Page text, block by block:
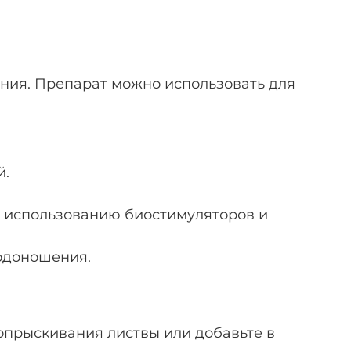
Препарат можно использовать для
биостимуляторов и
листвы или добавьте в